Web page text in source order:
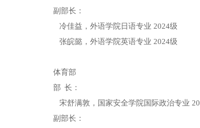
副部长：
冷佳益，外语学院日语专业 2024级
张皖懿，外语学院英语专业 2024级
体育部
部 长 ：
宋舒满敦，国家安全学院国际政治专业
副部长：